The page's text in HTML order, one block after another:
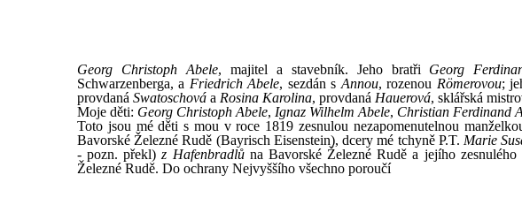
Georg Christoph Abele, majitel a stavebník. Jeho bratři Georg
Schwarzenberga, a Friedrich Abele, sezdán s Annou, rozenou Römerovou;
provdaná Swatoschová a Rosina Karolina, provdaná Hauerová, sklářská
Moje děti: Georg Christoph Abele, Ignaz Wilhelm Abele, Christian Ferdinand
Toto jsou mé děti s mou v roce 1819 zesnulou nezapomenutelnou
Bavorské Železné Rudě (Bayrisch Eisenstein), dcery mé tchyně P.T. Marie
- pozn. překl)z Hafenbradlůna Bavorské Železné Rudě a jejího zesnulého
Železné Rudě. Do ochrany Nejvyššího všechno poroučí